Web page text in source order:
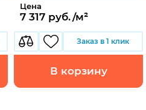
Цена
7 317 руб./м²
Заказ в 1 клик
В корзину